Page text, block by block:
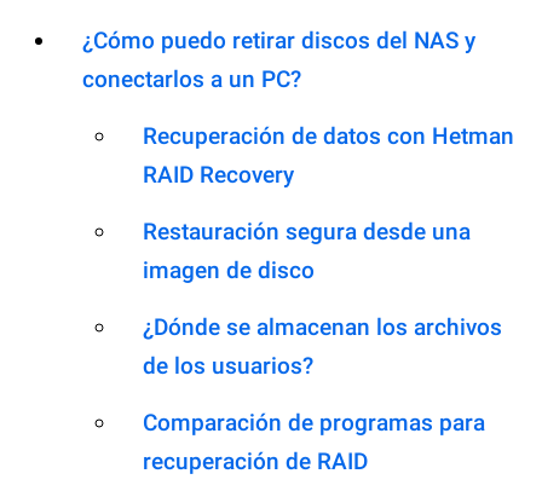
¿Cómo puedo retirar discos del NAS y
conectarlos a un PC?
Recuperación de datos con Hetman
RAID Recovery
Restauración segura desde una
imagen de disco
¿Dónde se almacenan los archivos
de los usuarios?
Comparación de programas para
recuperación de RAID